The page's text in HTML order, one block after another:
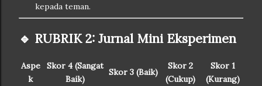
kepada teman.
🔹 RUBRIK 2: Jurnal Mini Eksperimen
Aspe
k
Skor 4 (Sangat
Baik)
Skor 3 (Baik)
Skor 2
(Cukup)
Skor 1
(Kurang)